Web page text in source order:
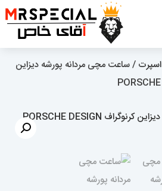
اسپرت / ساعت مچی مردانه پورشه دیزاین